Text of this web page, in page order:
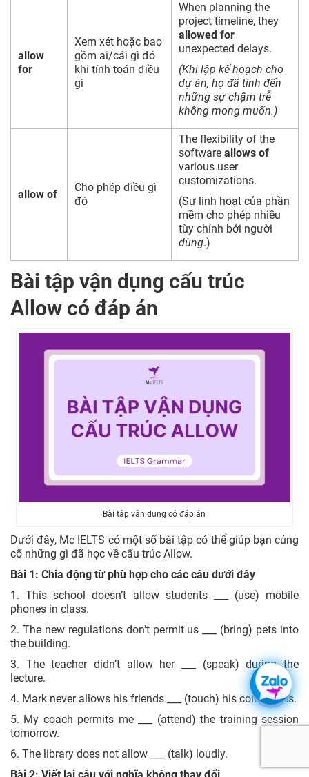
allow
for
Xem xét hoặc bao
gồm ai/cái gì đó
khi tính toán điều
gì
When planning the
project timeline, they
allowed for
unexpected delays.
(Khi lập kế hoạch cho
dự án, họ đã tính đến
những sự chậm trễ
không mong muốn.)
allow of
Cho phép điều gì
đó
The flexibility of the
software allows of
various user
customizations.
(Sự linh hoạt của phần
mềm cho phép nhiều
tùy chỉnh bởi người
dùng.)
Bài tập vận dụng cấu trúc
Allow có đáp án
Bài tập vận dụng có đáp án
Dưới đây, Mc IELTS có một số bài tập có thể giúp bạn củng
cố những gì đã học về cấu trúc Allow.
Bài 1: Chia động từ phù hợp cho các câu dưới đây
1. This school doesn’t allow students ___ (use) mobile
phones in class.
2. The new regulations don’t permit us ___ (bring) pets into
the building.
3. The teacher didn’t allow her ___ (speak) during the
lecture.
4. Mark never allows his friends ___ (touch) his collectibles.
5. My coach permits me ___ (attend) the training session
tomorrow.
6. The library does not allow ___ (talk) loudly.